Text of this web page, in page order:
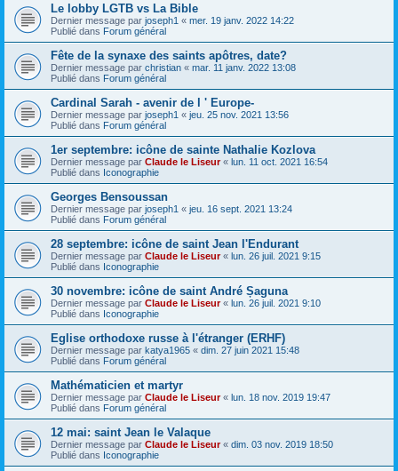
Le lobby LGTB vs La Bible
Dernier message par joseph1 « mer. 19 janv. 2022 14:22
Publié dans Forum général
Fête de la synaxe des saints apôtres, date?
Dernier message par christian « mar. 11 janv. 2022 13:08
Publié dans Forum général
Cardinal Sarah - avenir de l ' Europe-
Dernier message par joseph1 « jeu. 25 nov. 2021 13:56
Publié dans Forum général
1er septembre: icône de sainte Nathalie Kozlova
Dernier message par Claude le Liseur« lun. 11 oct. 2021 16:54
Publié dans Iconographie
Georges Bensoussan
Dernier message par joseph1 « jeu. 16 sept. 2021 13:24
Publié dans Forum général
28 septembre: icône de saint Jean l'Endurant
Dernier message par Claude le Liseur« lun. 26 juil. 2021 9:15
Publié dans Iconographie
30 novembre: icône de saint André Șaguna
Dernier message par Claude le Liseur« lun. 26 juil. 2021 9:10
Publié dans Iconographie
Eglise orthodoxe russe à l'étranger (ERHF)
Dernier message par katya1965 « dim. 27 juin 2021 15:48
Publié dans Forum général
Mathématicien et martyr
Dernier message par Claude le Liseur« lun. 18 nov. 2019 19:47
Publié dans Forum général
12 mai: saint Jean le Valaque
Dernier message par Claude le Liseur« dim. 03 nov. 2019 18:50
Publié dans Iconographie